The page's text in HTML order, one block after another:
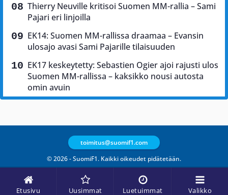
Etusivu Uusimmat Luetuimmat Valikko
Thierry Neuville kritisoi Suomen MM-rallia – Sami
Pajari eri linjoilla
EK14: Suomen MM-rallissa draamaa – Evansin
ulosajo avasi Sami Pajarille tilaisuuden
EK17 keskeytetty: Sebastien Ogier ajoi rajusti ulos
Suomen MM-rallissa – kaksikko nousi autosta
omin avuin
© 2026 - SuomiF1. Kaikki oikeudet pidätetään.
toimitus@suomif1.com